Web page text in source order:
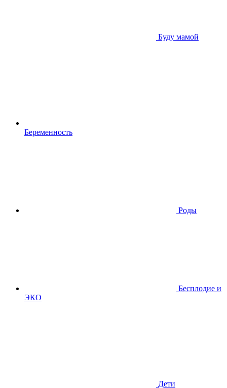
Буду мамой
Беременность
Роды
Бесплодие и
ЭКО
Дети